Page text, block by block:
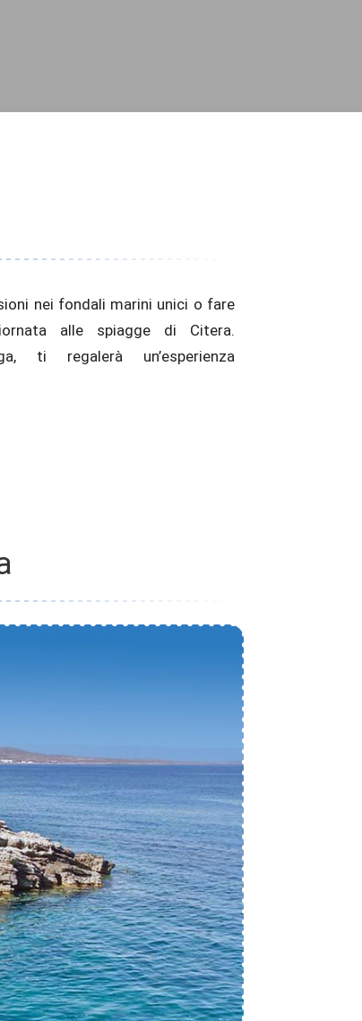
nei fondali marini unici o fare